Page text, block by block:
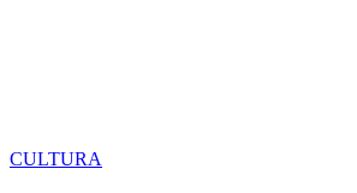
CULTURA